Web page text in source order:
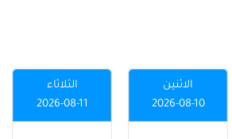
الاثنين
2026-08-10
الثلاثاء
2026-08-11